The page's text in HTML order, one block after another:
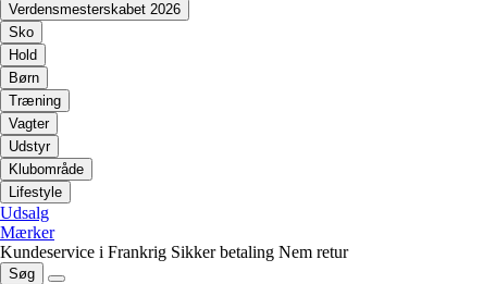
Verdensmesterskabet 2026
Sko
Hold
Børn
Træning
Vagter
Udstyr
Klubområde
Lifestyle
Udsalg
Mærker
Kundeservice i Frankrig Sikker betaling Nem retur
Søg